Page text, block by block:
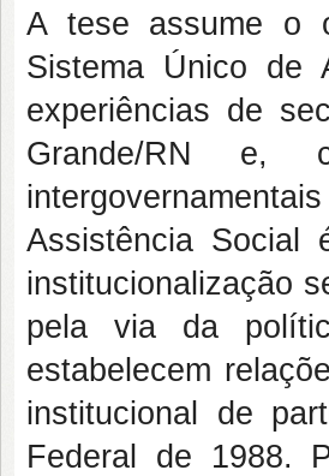
A tese assume o
Sistema Único de
experiências de
Grande/RN e,
Assistência Social
institucionalização
pela via da
estabelecem
institucional de
Federal de 1988.